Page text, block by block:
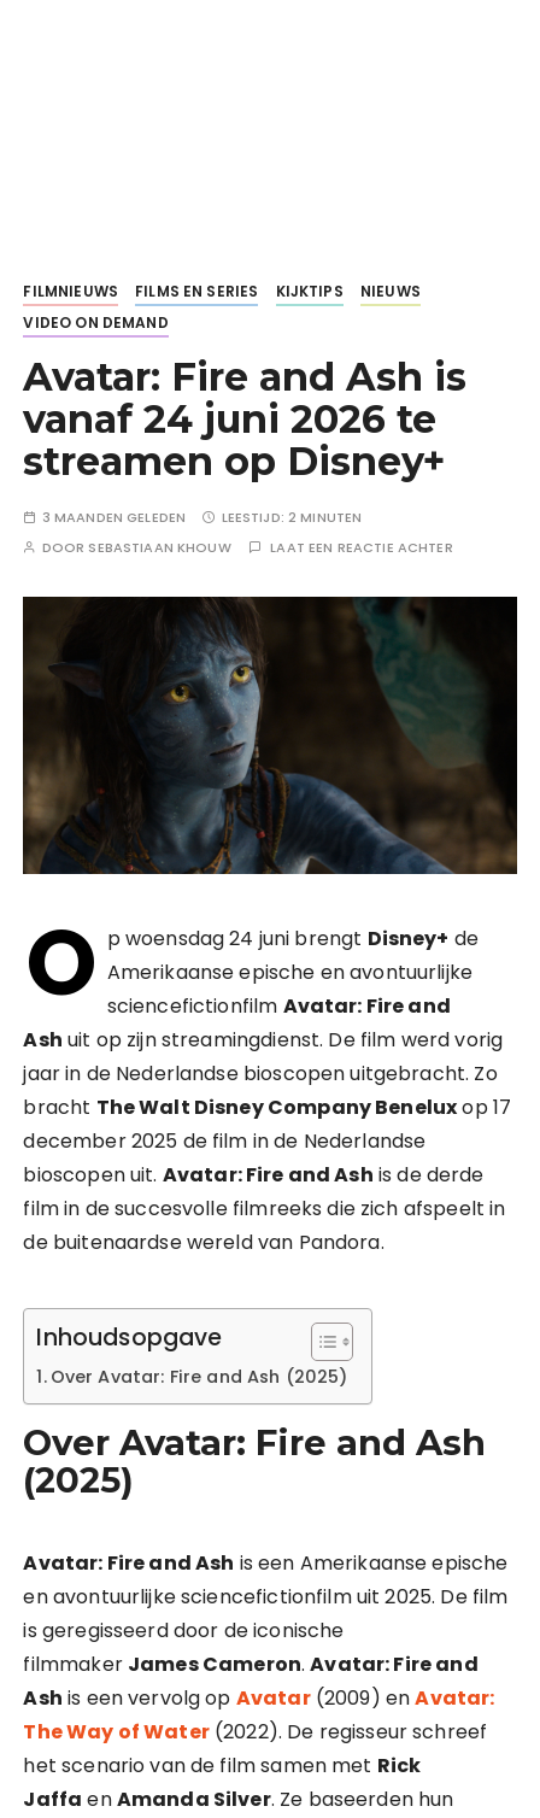
FILMNIEUWS FILMS EN SERIES KIJKTIPS
NIEUWS
VIDEO ON DEMAND
Avatar: Fire and Ash is
vanaf 24 juni 2026 te
streamen op Disney+
3 MAANDEN GELEDEN LEESTIJD:2 MINUTEN
DOOR SEBASTIAAN KHOUW LAAT EEN REACTIE ACHTER
O p woensdag 24 juni brengt Disney+ de
Amerikaanse epische en avontuurlijke
sciencefictionfilm Avatar: Fire and
Ash uit op zijn streamingdienst. De film werd vorig
jaar in de Nederlandse bioscopen uitgebracht. Zo
bracht The Walt Disney Company Beneluxop 17
december 2025 de film in de Nederlandse
bioscopen uit. Avatar: Fire and Ash is de derde
film in de succesvolle filmreeks die zich afspeelt in
de buitenaardse wereld van Pandora.
Inhoudsopgave
Over Avatar: Fire and Ash (2025)
Over Avatar: Fire and Ash
(2025)
Avatar: Fire and Ash is een Amerikaanse epische
en avontuurlijke sciencefictionfilm uit 2025. De film
is geregisseerd door de iconische
filmmaker James Cameron.Avatar: Fire and
Ash is een vervolg op Avatar(2009) enAvatar:
The Way of Water(2022). De regisseur schreef
het scenario van de film samen met Rick
Jaffa enAmanda Silver. Ze baseerden hun